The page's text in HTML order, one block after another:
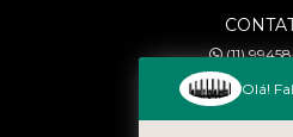
(11)
Olá!